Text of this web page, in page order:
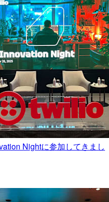
Nightに参加してきまし